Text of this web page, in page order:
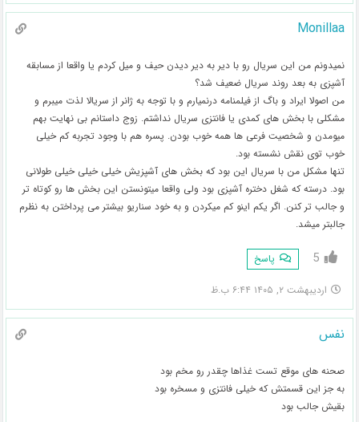
Monillaa
نمیدونم من این سریال رو با دیر به دیر دیدن حیف و میل کردم یا واقعا از مسابقه
آشپزی به بعد روند سریال ضعیف شد؟
من اصولا ایراد و باگ از فیلمنامه درنمیارم و با توجه به ژانر از سریالا لذت میبرم و
مشکلی با بخش های کمدی یا فانتزی سریال نداشتم. زوج داستانم بی نهایت بهم
میومدن و شخصیت فرعی ها همه خوب بودن. پسره هم با وجود تجربه کم خیلی
خوب توی نقش نشسته بود.
تنها مشکل من با سریال این بود که بخش های آشپزیش خیلی خیلی خیلی طولانی
بود. درسته که شغل دختره آشپزی بود ولی واقعا میتونستن این بخش ها رو کوتاه تر
و جالب تر کنن. اگر یکم اینو کم میکردن و به خود سناریو بیشتر می پرداختن به نظرم
جالبتر میشد.
5 پاسخ
اردیبهشت ۲, ۱۴۰۵ ۶:۴۴ ب.ظ
نفس
صحنه های موقع تست غذاها چقدر رو مخم بود
به جز این قسمتش که خیلی فانتزی و مسخره بود
بقیش جالب بود